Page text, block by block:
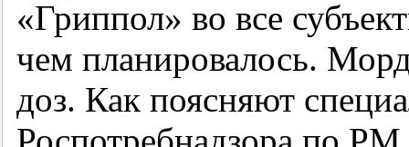
«Гриппол» во все
чем планировалось.
доз. Как поясняют